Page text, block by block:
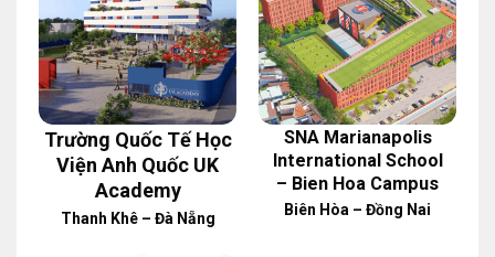
Trường Quốc Tế Học
Viện Anh Quốc UK
Academy
Thanh Khê – Đà Nẵng
SNA Marianapolis
International School
– Bien Hoa Campus
Biên Hòa – Đồng Nai